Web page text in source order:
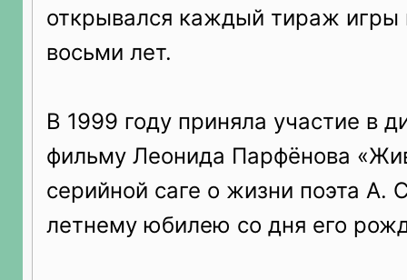
открывался каждый тираж игры
восьми лет.
В 1999 году приняла участие в
фильму Леонида Парфёнова
серийной саге о жизни поэта А.
летнему юбилею со дня его